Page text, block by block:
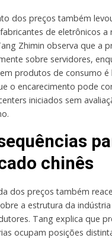
dos preços também
de eletrônicos a
Zhimin observa que a
sobre servidores,
produtos de consumo é
o encarecimento pode
iniciados sem
chinês
dos preços também
a estrutura da
Tang explica que
ocupam posições